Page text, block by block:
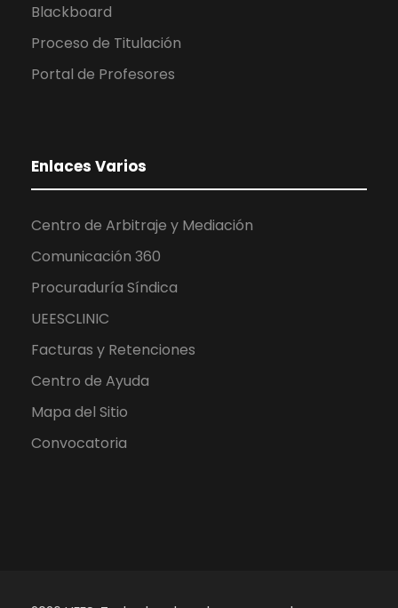
Blackboard
Proceso de Titulación
Portal de Profesores
Enlaces Varios
Centro de Arbitraje y Mediación
Comunicación 360
Procuraduría Síndica
UEESCLINIC
Facturas y Retenciones
Centro de Ayuda
Mapa del Sitio
Convocatoria